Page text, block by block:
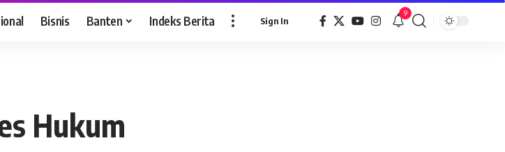
Bisnis Banten Indeks Berita Sign In
9
Hukum